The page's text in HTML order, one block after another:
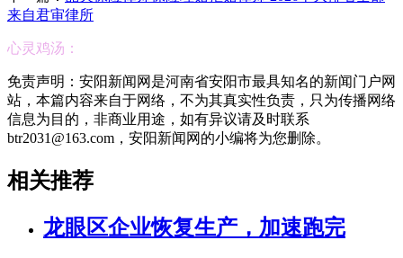
来自君审律所
心灵鸡汤：
免责声明：安阳新闻网是河南省安阳市最具知名的新闻门户网
站，本篇内容来自于网络，不为其真实性负责，只为传播网络
信息为目的，非商业用途，如有异议请及时联系
btr2031@163.com，安阳新闻网的小编将为您删除。
相关推荐
龙眼区企业恢复生产，加速跑完